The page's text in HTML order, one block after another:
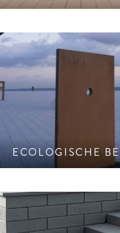
ECOLOGISCHE
Droge voeten en toch